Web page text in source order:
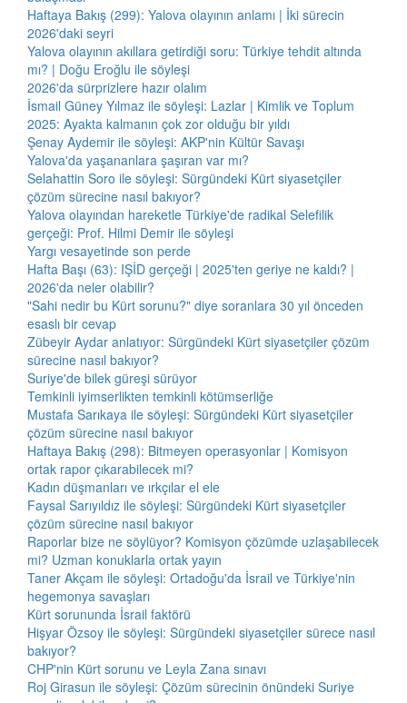
Haftaya Bakış (299): Yalova olayının anlamı | İki sürecin
2026'daki seyri
Yalova olayının akıllara getirdiği soru: Türkiye tehdit altında
mı? | Doğu Eroğlu ile söyleşi
2026'da sürprizlere hazır olalım
İsmail Güney Yılmaz ile söyleşi: Lazlar | Kimlik ve Toplum
2025: Ayakta kalmanın çok zor olduğu bir yıldı
Şenay Aydemir ile söyleşi: AKP'nin Kültür Savaşı
Yalova'da yaşananlara şaşıran var mı?
Selahattin Soro ile söyleşi: Sürgündeki Kürt siyasetçiler
çözüm sürecine nasıl bakıyor?
Yalova olayından hareketle Türkiye'de radikal Selefilik
gerçeği: Prof. Hilmi Demir ile söyleşi
Yargı vesayetinde son perde
Hafta Başı (63): IŞİD gerçeği | 2025'ten geriye ne kaldı? |
2026'da neler olabilir?
"Sahi nedir bu Kürt sorunu?" diye soranlara 30 yıl önceden
esaslı bir cevap
Zübeyir Aydar anlatıyor: Sürgündeki Kürt siyasetçiler çözüm
sürecine nasıl bakıyor?
Suriye'de bilek güreşi sürüyor
Temkinli iyimserlikten temkinli kötümserliğe
Mustafa Sarıkaya ile söyleşi: Sürgündeki Kürt siyasetçiler
çözüm sürecine nasıl bakıyor
Haftaya Bakış (298): Bitmeyen operasyonlar | Komisyon
ortak rapor çıkarabilecek mi?
Kadın düşmanları ve ırkçılar el ele
Faysal Sarıyıldız ile söyleşi: Sürgündeki Kürt siyasetçiler
çözüm sürecine nasıl bakıyor
Raporlar bize ne söylüyor? Komisyon çözümde uzlaşabilecek
mi? Uzman konuklarla ortak yayın
Taner Akçam ile söyleşi: Ortadoğu'da İsrail ve Türkiye'nin
hegemonya savaşları
Kürt sorununda İsrail faktörü
Hişyar Özsoy ile söyleşi: Sürgündeki siyasetçiler sürece nasıl
bakıyor?
CHP'nin Kürt sorunu ve Leyla Zana sınavı
Roj Girasun ile söyleşi: Çözüm sürecinin önündeki Suriye